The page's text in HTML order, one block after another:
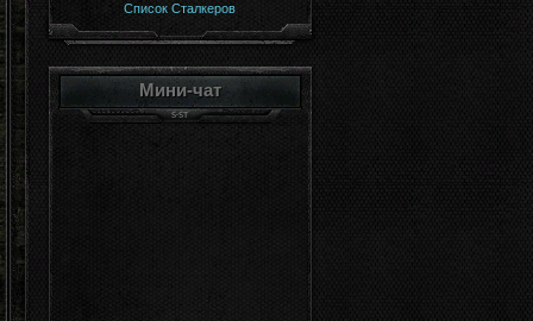
Список Сталкеров
Мини-чат